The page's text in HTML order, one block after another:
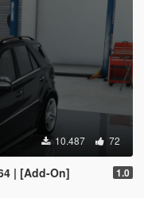
10.487 72
| [Add-On] 1.0